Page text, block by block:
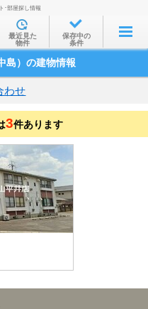
す
・駅から
から
場から
学時間から
集から
会社から
･部屋探し情報
最近見た
物件
保存中の
条件
島）の建物情報
わせ
3件あります